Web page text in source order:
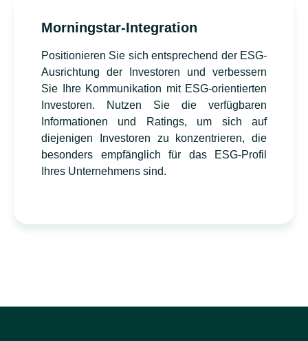
Morningstar-Integration
Positionieren Sie sich entsprechend der ESG-
Ausrichtung der Investoren und verbessern
Sie Ihre Kommunikation mit ESG-orientierten
Investoren. Nutzen Sie die verfügbaren
Informationen und Ratings, um sich auf
diejenigen Investoren zu konzentrieren, die
besonders empfänglich für das ESG-Profil
Ihres Unternehmens sind.